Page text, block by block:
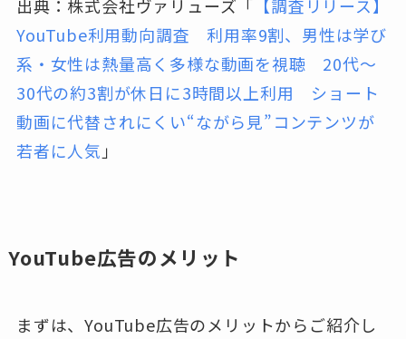
出典：株式会社ヴァリューズ「
【調査リリース】
YouTube利用動向調査 利用率9割、男性は学び
系・女性は熱量高く多様な動画を視聴 20代～
30代の約3割が休日に3時間以上利用 ショート
動画に代替されにくい“ながら見”コンテンツが
若者に人気」
YouTube広告のメリット
まずは、YouTube広告のメリットからご紹介し